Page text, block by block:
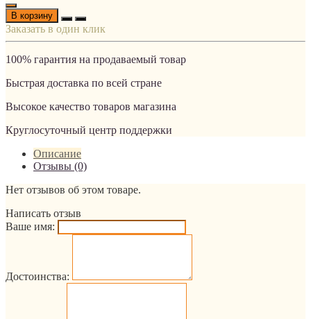
В корзину
Заказать в один клик
100% гарантия на продаваемый товар
Быстрая доставка по всей стране
Высокое качество товаров магазина
Круглосуточный центр поддержки
Описание
Отзывы (0)
Нет отзывов об этом товаре.
Написать отзыв
Ваше имя:
Достоинства: